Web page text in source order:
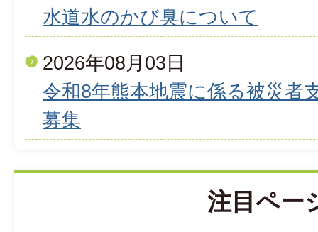
水道水のかび臭について
2026年08月03日
令和8年熊本地震に係る被災者
募集
注目ペー